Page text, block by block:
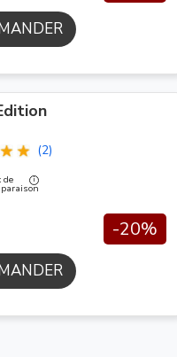
(2)
de
-20%